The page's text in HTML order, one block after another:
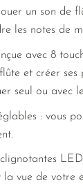
un son de
les notes de
avec 8
et créer
seul ou avec
: vous
vue de votre